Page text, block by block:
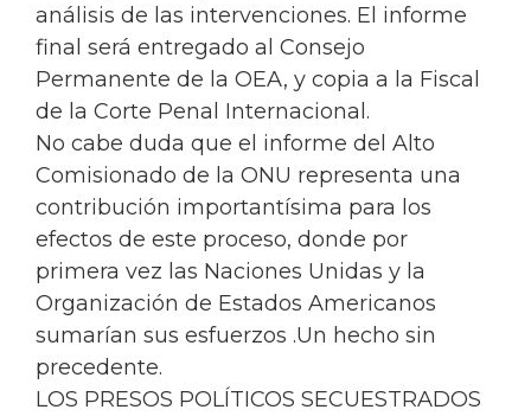
análisis de las intervenciones. El informe
final será entregado al Consejo
Permanente de la OEA, y copia a la Fiscal
de la Corte Penal Internacional.
No cabe duda que el informe del Alto
Comisionado de la ONU representa una
contribución importantísima para los
efectos de este proceso, donde por
primera vez las Naciones Unidas y la
Organización de Estados Americanos
sumarían sus esfuerzos .Un hecho sin
precedente.
LOS PRESOS POLÍTICOS SECUESTRADOS